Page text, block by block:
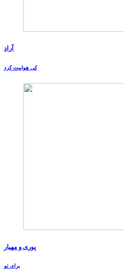
آراد
کی هواییت کرد
پوری و مهیار
برای تو